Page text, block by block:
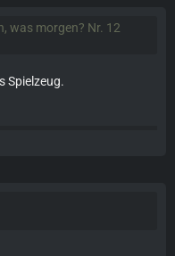
was morgen? Nr. 12
Spielzeug.